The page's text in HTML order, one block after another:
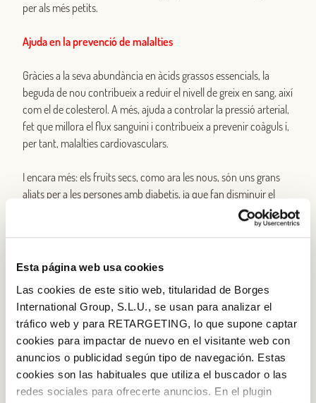
Esta página web usa cookies
Las cookies de este sitio web, titularidad de Borges
International Group, S.L.U., se usan para analizar el
tráfico web y para RETARGETING, lo que supone captar
cookies para impactar de nuevo en el visitante web con
anuncios o publicidad según tipo de navegación. Estas
cookies son las habituales que utiliza el buscador o las
redes sociales para ofrecerte anuncios. En el plugin
per als més petits.
Ajuda en la prevenció de malalties
Gràcies a la seva abundància en àcids grassos essencials, la
beguda de nou contribueix a reduir el nivell de greix en sang, així
com el de colesterol. A més, ajuda a controlar la pressió arterial,
fet que millora el flux sanguini i contribueix a prevenir coàguls i,
per tant, malalties cardiovasculars.
I encara més: els fruits secs, como ara les nous, són uns grans
aliats per a les persones amb diabetis, ja que fan disminuir el
nivell d’insulina. També sabem que les nous tenen efecte
antienvelliment, de manera que… què esperes per començar a
Les nous tenen uns efectes saciants demostrats, per això són
un bon refrigeri que evita que piquem altres coses. Cada got
d’aquesta beguda conté cinc unitats d’aquest fruit sec que ens
agrada tant, de manera que aportarà aquesta sensació de
sacietat que busquem en «beure’ns», literalment, una ració de
nous.